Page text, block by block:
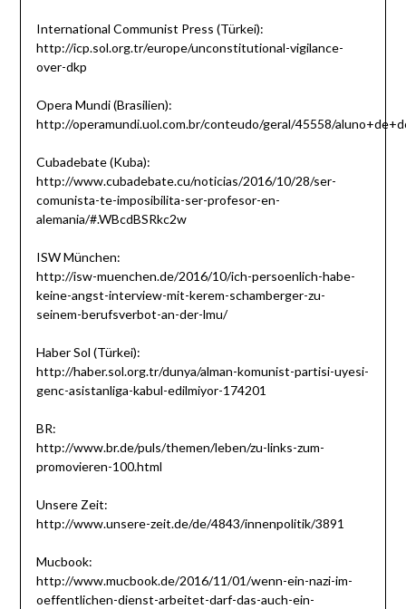
International Communist Press (Türkei):
http://icp.sol.org.tr/europe/unconstitutional-vigilance-
over-dkp
Opera Mundi (Brasilien):
http://operamundi.uol.com.br/conteudo/geral/45558/
Cubadebate (Kuba):
http://www.cubadebate.cu/noticias/2016/10/28/ser-
comunista-te-imposibilita-ser-profesor-en-
alemania/#.WBcdBSRkc2w
ISW München:
http://isw-muenchen.de/2016/10/ich-persoenlich-habe-
keine-angst-interview-mit-kerem-schamberger-zu-
seinem-berufsverbot-an-der-lmu/
Haber Sol (Türkei):
http://haber.sol.org.tr/dunya/alman-komunist-partisi-uyesi-
genc-asistanliga-kabul-edilmiyor-174201
BR:
http://www.br.de/puls/themen/leben/zu-links-zum-
promovieren-100.html
Unsere Zeit:
http://www.unsere-zeit.de/de/4843/innenpolitik/3891
Mucbook:
http://www.mucbook.de/2016/11/01/wenn-ein-nazi-im-
oeffentlichen-dienst-arbeitet-darf-das-auch-ein-